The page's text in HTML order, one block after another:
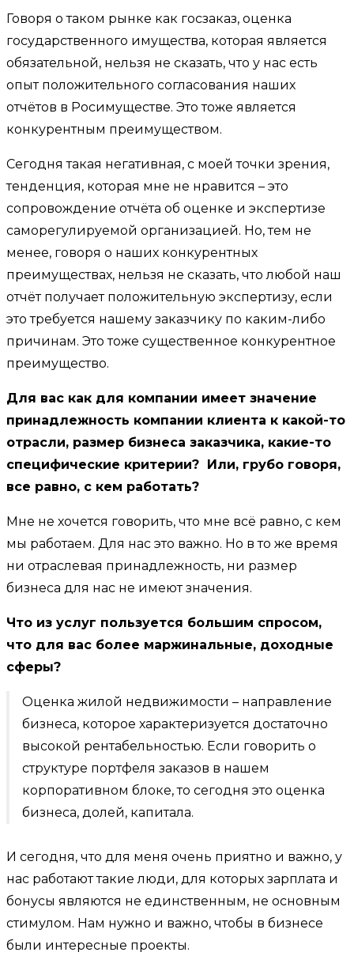
Говоря о таком рынке как госзаказ, оценка
государственного имущества, которая является
обязательной, нельзя не сказать, что у нас есть
опыт положительного согласования наших
отчётов в Росимуществе. Это тоже является
конкурентным преимуществом.
Сегодня такая негативная, с моей точки зрения,
тенденция, которая мне не нравится – это
сопровождение отчёта об оценке и экспертизе
саморегулируемой организацией. Но, тем не
менее, говоря о наших конкурентных
преимуществах, нельзя не сказать, что любой наш
отчёт получает положительную экспертизу, если
это требуется нашему заказчику по каким-либо
причинам. Это тоже существенное конкурентное
преимущество.
Для вас как для компании имеет значение
принадлежность компании клиента к какой-то
отрасли, размер бизнеса заказчика, какие-то
специфические критерии? Или, грубо говоря,
все равно, с кем работать?
Мне не хочется говорить, что мне всё равно, с кем
мы работаем. Для нас это важно. Но в то же время
ни отраслевая принадлежность, ни размер
бизнеса для нас не имеют значения.
Что из услуг пользуется большим спросом,
что для вас более маржинальные, доходные
сферы?
Оценка жилой недвижимости – направление
бизнеса, которое характеризуется достаточно
высокой рентабельностью. Если говорить о
структуре портфеля заказов в нашем
корпоративном блоке, то сегодня это оценка
бизнеса, долей, капитала.
И сегодня, что для меня очень приятно и важно, у
нас работают такие люди, для которых зарплата и
бонусы являются не единственным, не основным
стимулом. Нам нужно и важно, чтобы в бизнесе
были интересные проекты.